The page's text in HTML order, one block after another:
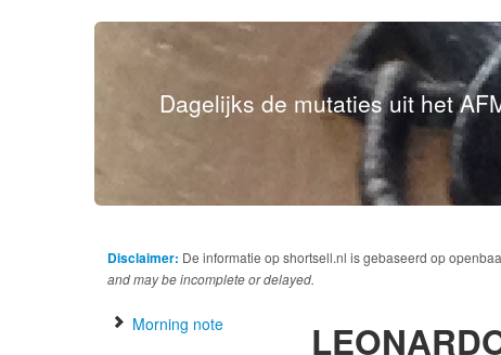
Dagelijks de mutaties uit het
Disclaimer: De informatie op shortsell.nl is gebaseerd op
and may be incomplete or delayed.
Morning note